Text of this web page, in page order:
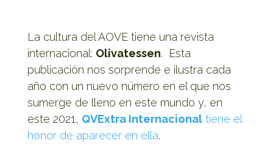
La cultura del AOVE tiene una revista
internacional: Olivatessen. Esta
publicación nos sorprende e ilustra cada
año con un nuevo número en el que nos
sumerge de lleno en este mundo y, en
este 2021, QVExtra Internacionaltiene el
honor de aparecer en ella.